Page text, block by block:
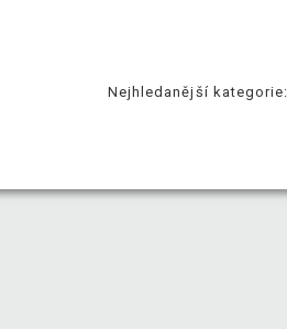
Nejhledanější kategorie: